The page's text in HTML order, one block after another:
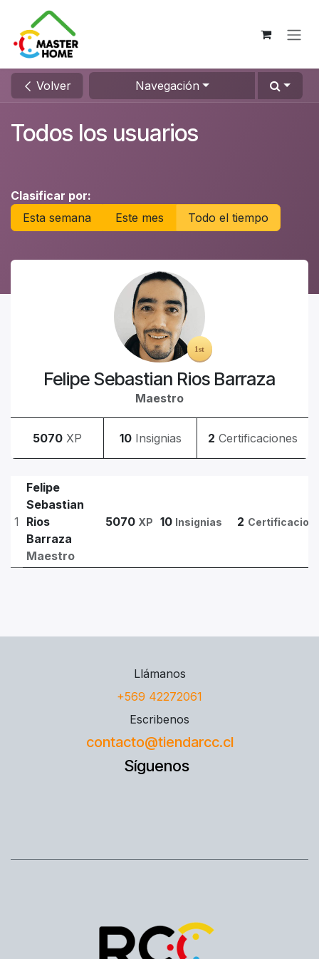
Ir al contenido
Volver Navegación
Todos los usuarios
Clasificar por:
Esta semana
Este mes Todo el tiempo
Felipe Sebastian Rios Barraza
Maestro
5070 XP 10 Insignias 2 Certificaciones
1
Felipe
Sebastian
Rios
Barraza
Maestro
5070 XP 10 Insignias 2
Llámanos
+569 42272061
Escribenos
contacto@tiendarcc.cl
Síguenos